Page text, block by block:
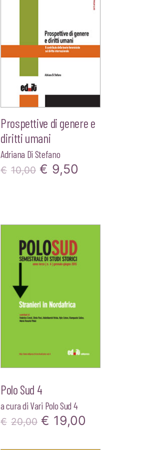
Prospettive di genere e
diritti umani
Adriana Di Stefano
€ 10,00 Il
era:
€10,00.
€ 9,50
è:
Polo Sud 4
a cura di Vari Polo Sud 4
€ 20,00 Il
€ 19,00